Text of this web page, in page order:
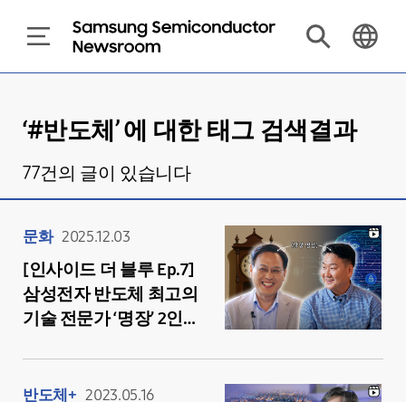
‘#반도체’ 에 대한 태그 검색결과
77건의 글이 있습니다
문화 2025.12.03
[인사이드 더 블루 Ep.7]
삼성전자 반도체 최고의
기술 전문가 ‘명장’ 2인이
반도체+ 2023.05.16